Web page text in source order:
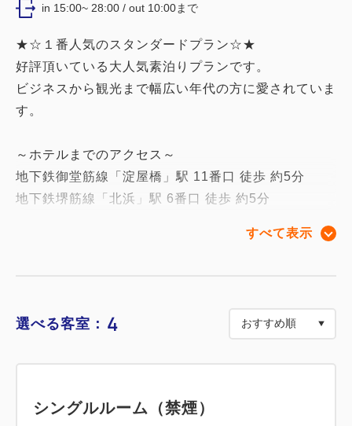
in 15:00~ 28:00 / out 10:00まで
★☆１番人気のスタンダードプラン☆★
好評頂いている大人気素泊りプランです。
ビジネスから観光まで幅広い年代の方に愛されていま
す。
～ホテルまでのアクセス～
地下鉄御堂筋線「淀屋橋」駅 11番口 徒歩 約5分
地下鉄堺筋線「北浜」駅 6番口 徒歩 約5分
□連泊中の清掃・タオル交換・アメニティの補充は希
望制でございます。（無料）
【オンラインカード決済を選択されたお客様へ】
すべて表示
選べる客室： 4
シングルルーム（禁煙）